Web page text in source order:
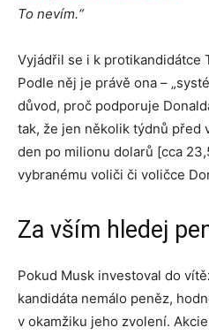
To nevím.“
Vyjádřil se i k protikandidátce
Podle něj je právě ona –
důvod, proč podporuje
tak, že jen několik týdnů před
den po milionu dolarů [cca
vybranému voliči či voličce
Za vším hledej
Pokud Musk investoval do
kandidáta nemálo peněz,
v okamžiku jeho zvolení.